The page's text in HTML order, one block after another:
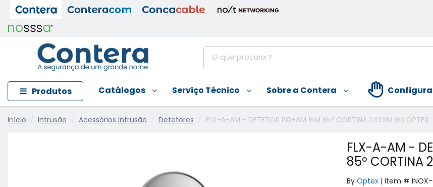
Produtos Catálogos Serviço Técnico Sobre a Contera
Início Intrusão Acessórios Intrusão Detetores FLX-A-AM - DETETOR PIR+AM 15M 85º CORTINA 24X2M G3 OPTEX
FLX-A-AM -
85º CORTINA
By Optex | Item #